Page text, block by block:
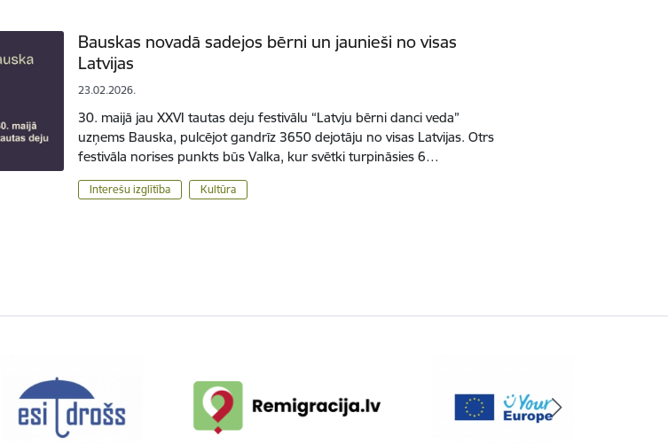
Bauskas novadā sadejos bērni un jaunieši no visas
Latvijas
23.02.2026.
30. maijā jau XXVI tautas deju festivālu “Latvju bērni danci veda”
uzņems Bauska, pulcējot gandrīz 3650 dejotāju no visas Latvijas. Otrs
festivāla norises punkts būs Valka, kur svētki turpināsies 6…
Interešu izglītība Kultūra